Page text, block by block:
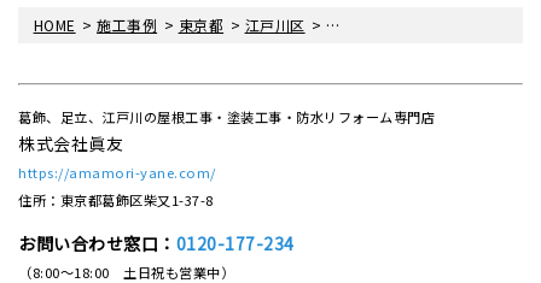
HOME >施工事例 > 東京都 > 江戸川区 > 外壁屋根塗装・防水・棟板金
葛飾、足立、江戸川の屋根工事・塗装工事・防水リフォーム専門店
株式会社眞友
https://amamori-yane.com/
住所：東京都葛飾区柴又1-37-8
お問い合わせ窓口： 0120-177-234
（8:00～18:00 土日祝も営業中）